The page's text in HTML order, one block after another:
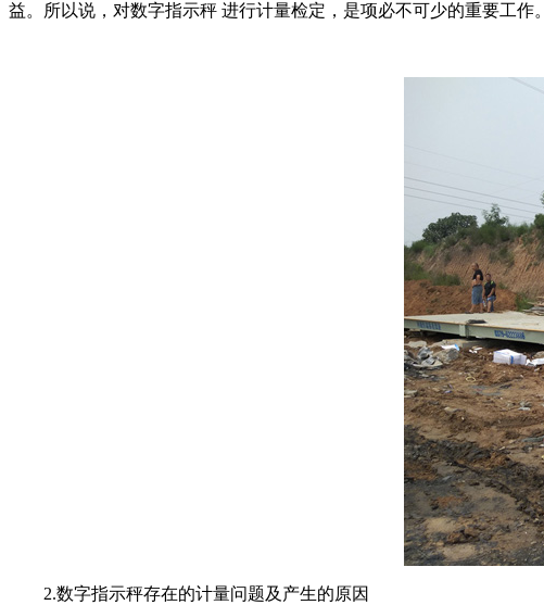
益。所以说，对数字指示秤 进行计量检定，是项必不可少的重要工作。
2.数字指示秤存在的计量问题及产生的原因